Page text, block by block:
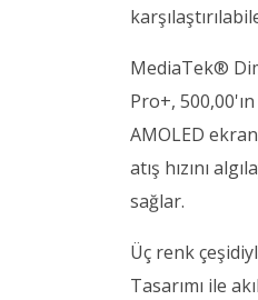
MediaTek®
Pro+,
AMOLED
atış hızını
sağlar.
Üç renk
Tasarımı ile